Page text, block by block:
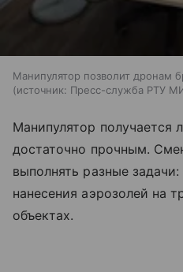
Манипулятор позволит дронам
источник: Пресс-служба РТУ
Манипулятор получается
достаточно прочным.
выполнять разные задачи:
нанесения аэрозолей на
объектах.